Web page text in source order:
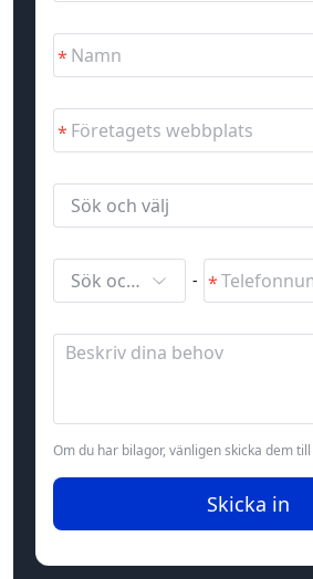
Sök och välj
Sök och välj -
Om du har bilagor, vänligen skicka dem till
Skicka in